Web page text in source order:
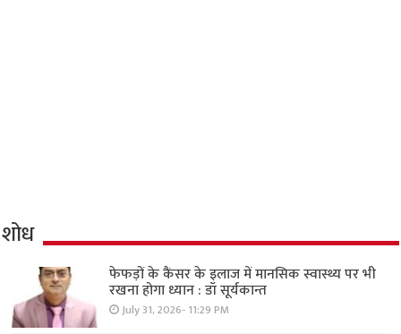
शोध
फेफड़ों के कैंसर के इलाज में मानसिक स्वास्थ्य पर भी
रखना होगा ध्यान : डॉ सूर्यकान्त
July 31, 2026- 11:29 PM